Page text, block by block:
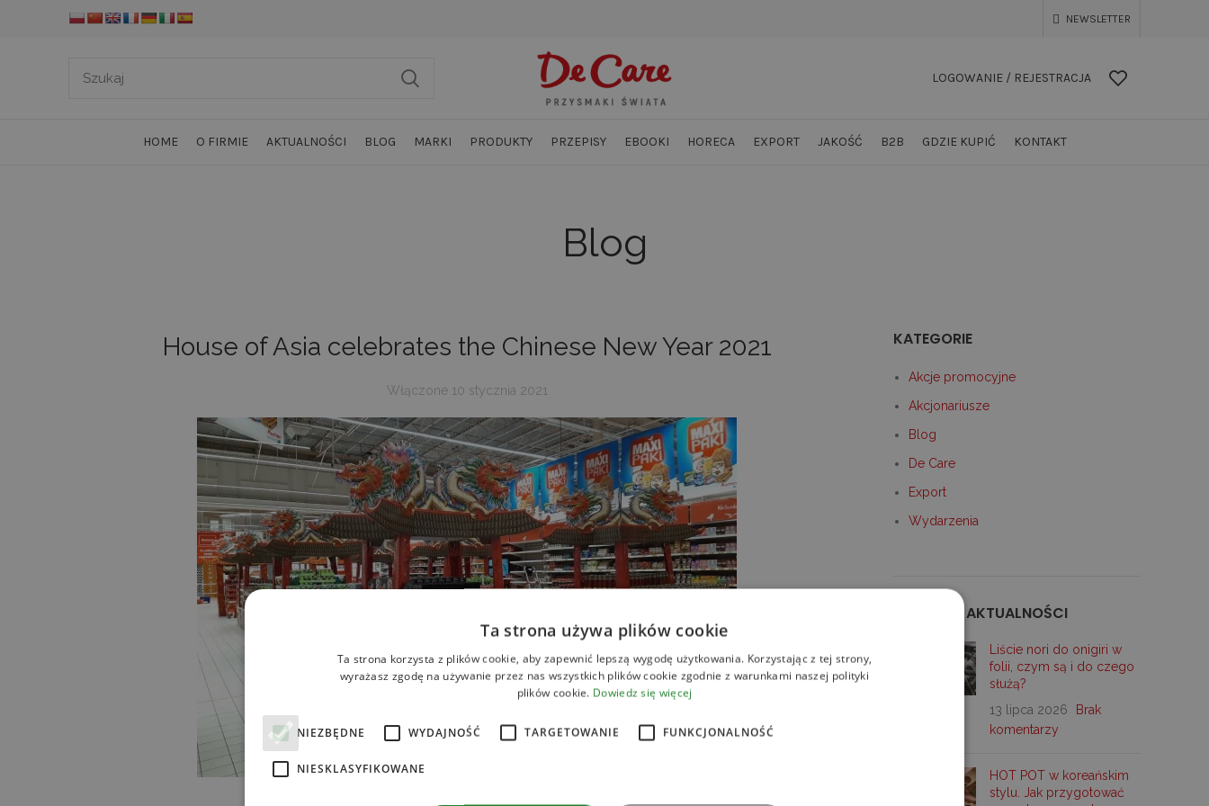
NEWSLETTER
LOGOWANIE / REJESTRACJA
HOME O FIRMIE AKTUALNOŚCI BLOG MARKI PRODUKTY PRZEPISY EBOOKI HORECA EXPORT JAKOŚĆ B2B GDZIE KUPIĆ KONTAKT
Blog
House of Asia celebrates the Chinese New Year 2021
Włączone 10 stycznia 2021
KATEGORIE
Akcje promocyjne
Akcjonariusze
Blog
De Care
Export
Wydarzenia
OSTATNIE AKTUALNOŚCI
Liście nori do onigiri w
folii, czym są i do czego
służą?
13 lipca 2026
Brak
komentarzy
HOT POT w koreańskim
stylu. Jak przygotować
Ta strona używa plików cookie
Ta strona korzysta z plików cookie, aby zapewnić lepszą wygodę użytkowania. Korzystając z tej strony,
wyrażasz zgodę na używanie przez nas wszystkich plików cookie zgodnie z warunkami naszej polityki
plików cookie. Dowiedz się więcej
NIEZBĘDNE WYDAJNOŚĆ TARGETOWANIE FUNKCJONALNOŚĆ
NIESKLASYFIKOWANE